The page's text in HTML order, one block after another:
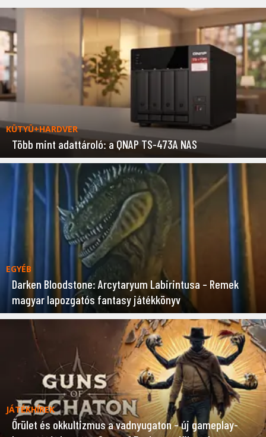
KÜTYÜ+HARDVER
Több mint adattároló: a QNAP TS-473A NAS
EGYÉB
Darken Bloodstone: Arcytaryum Labirintusa – Remek
magyar lapozgatós fantasy játékkönyv
JÁTÉKHÍREK
Őrület és okkultizmus a vadnyugaton – új gameplay-